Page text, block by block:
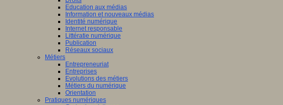
Education aux médias
Information et nouveaux médias
Identité numérique
Internet responsable
Littératie numérique
Publication
Réseaux sociaux
Métiers
Entrepreneuriat
Entreprises
Evolutions des métiers
Métiers du numérique
Orientation
Pratiques numériques